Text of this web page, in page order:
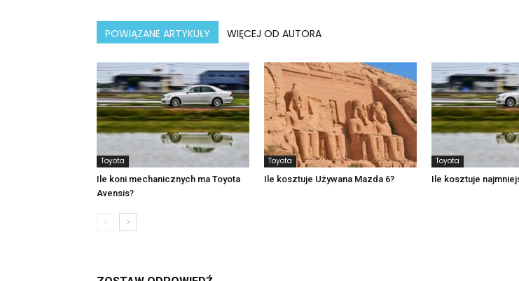
POWIĄZANE ARTYKUŁY WIĘCEJ OD AUTORA
Toyota
Ile koni mechanicznych ma Toyota
Avensis?
Toyota
Ile kosztuje Używana Mazda 6?
Toyota
Ile kosztuje